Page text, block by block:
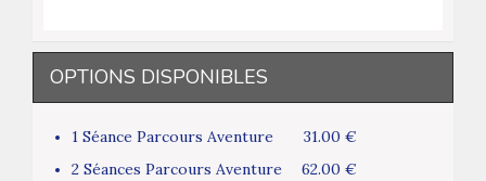
OPTIONS DISPONIBLES
1 Séance Parcours Aventure
31.00 €
2 Séances Parcours Aventure
62.00 €